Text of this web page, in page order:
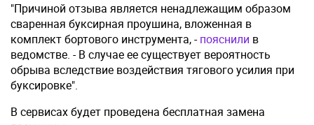
"Причиной отзыва является ненадлежащим образом
сваренная буксирная проушина, вложенная в
комплект бортового инструмента, -пояснили в
ведомстве. - В случае ее существует вероятность
обрыва вследствие воздействия тягового усилия при
буксировке".
В сервисах будет проведена бесплатная замена